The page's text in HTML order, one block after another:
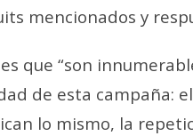
mencionados y
que “son
de esta campaña:
lo mismo, la